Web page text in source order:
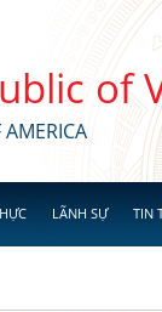
of
LÃNH SỰ TIN